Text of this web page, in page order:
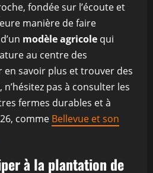
fondée sur l’écoute et
manière de faire
modèle agricole qui
au centre des
en savoir plus et trouver des
pas à consulter les
fermes durables et à
comme Bellevue et son
à la plantation de